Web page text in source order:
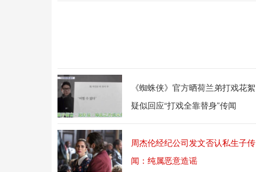
《蜘蛛侠》官方晒荷兰弟打戏花絮
疑似回应“打戏全靠替身”传闻
周杰伦经纪公司发文否认私生子传
闻：纯属恶意造谣